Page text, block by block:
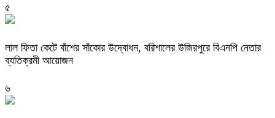
৫
‎লাল ফিতা কেটে বাঁশের সাঁকোর উদ্বোধন, বরিশালের উজিরপুরে বিএনপি নেতার
ব্যতিক্রমী আয়োজন
৬